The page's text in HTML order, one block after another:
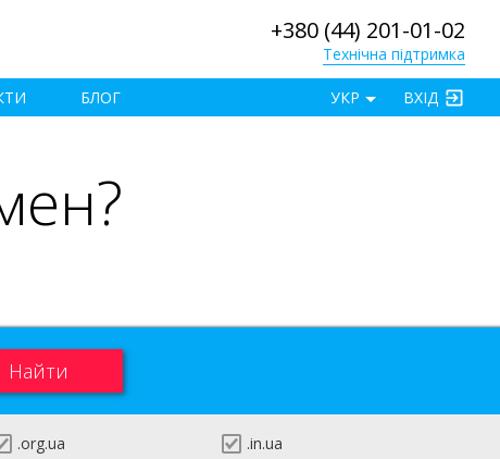
+380 (44) 201-01-02
Технічна підтримка
БЛОГ ВХІД
УКР
.org.ua
.in.ua